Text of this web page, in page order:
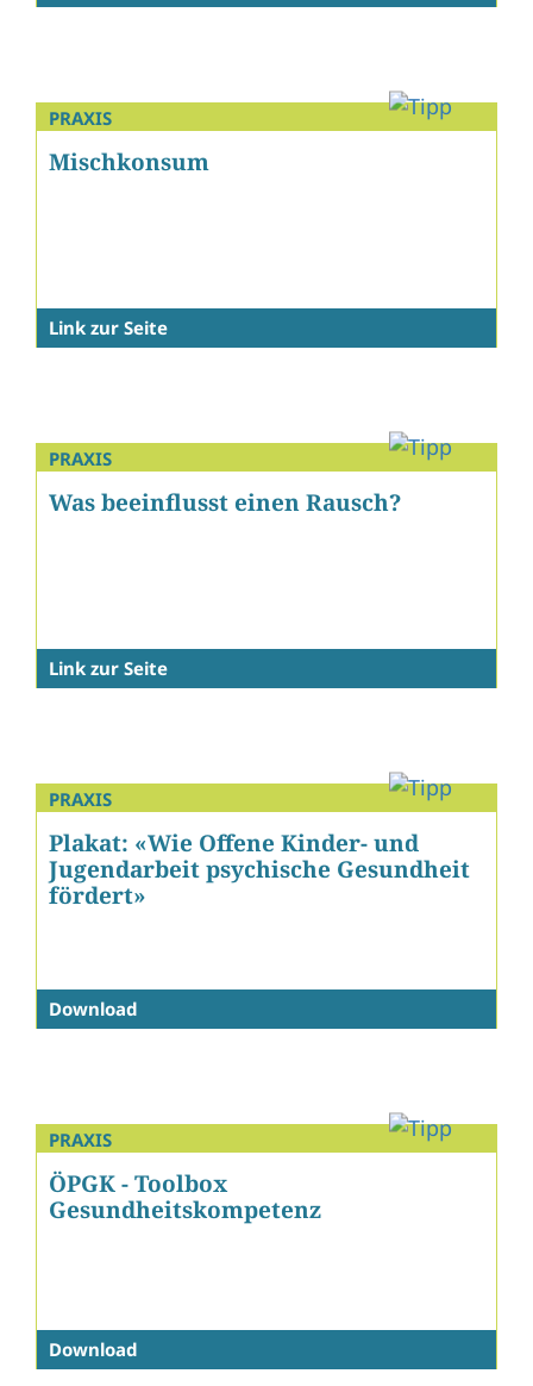
PRAXIS
Mischkonsum
Link zur Seite
PRAXIS
Was beeinflusst einen Rausch?
Link zur Seite
PRAXIS
Plakat: «Wie Offene Kinder- und
Jugendarbeit psychische Gesundheit
fördert»
Download
PRAXIS
ÖPGK - Toolbox
Gesundheitskompetenz
Download